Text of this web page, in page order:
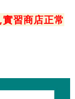
習商店正常